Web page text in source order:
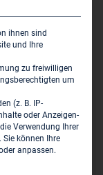
ihnen sind
und Ihre
zu freiwilligen
um
(z. B. IP-
oder Anzeigen-
Verwendung Ihrer
. Sie können Ihre
anpassen.
für die eine